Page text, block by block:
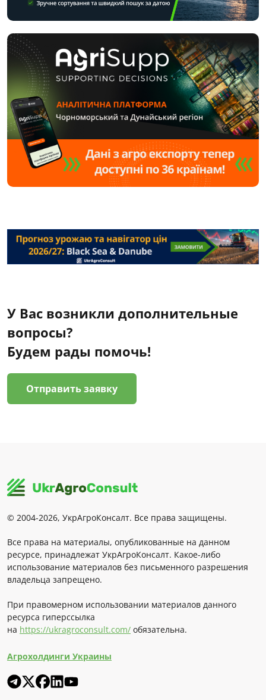
У Вас возникли дополнительные
вопросы?
Будем рады помочь!
Отправить заявку
© 2004-2026, УкрАгроКонсалт. Все права защищены.
Все права на материалы, опубликованные на данном
ресурсе, принадлежат УкрАгроКонсалт. Какое-либо
использование материалов без письменного разрешения
владельца запрещено.
При правомерном использовании материалов данного
ресурса гиперссылка
на https://ukragroconsult.com/ обязательна.
Агрохолдинги Украины